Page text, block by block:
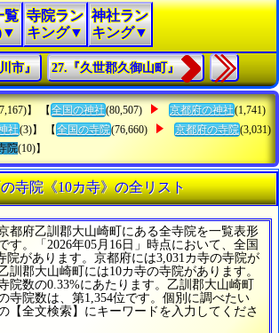
覧 寺院ラン
キング▼
神社ラン
キング▼
市』 27.『久世郡久御山町』
】 【 全国の神社(80,507) 京都府の神社(1,741)
社(3)】 【 全国の寺院(76,660) 京都府の寺院(3,031)
院(10)】
寺院《10カ寺》の全リスト
都府乙訓郡大山崎町にある全寺院を一覧表形
す。「2026年05月16日」時点において、全国
院があります。京都府には3,031カ寺の寺院が
訓郡大山崎町には10カ寺の寺院があります。
院数の0.33%にあたります。乙訓郡大山崎町
寺院数は、第1,354位です。個別に調べたい
【全文検索】にキーワードを入力してくださ